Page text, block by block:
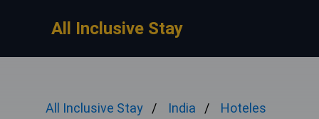
All Inclusive Stay
All Inclusive Stay India
Hoteles